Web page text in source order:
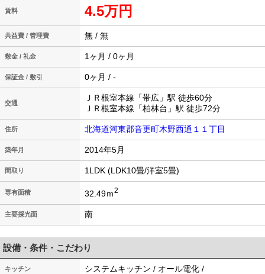
賃料 4.5万円
共益費 / 管理費 無 / 無
敷金 / 礼金 1ヶ月 / 0ヶ月
保証金 / 敷引 0ヶ月 / -
交通
ＪＲ根室本線「帯広」駅 徒歩60分
ＪＲ根室本線「柏林台」駅 徒歩72分
住所 北海道河東郡音更町木野西通１１丁目
築年月 2014年5月
間取り 1LDK (LDK10畳/洋室5畳)
専有面積 32.49ｍ2
主要採光面 南
設備・条件・こだわり
キッチン システムキッチン / オール電化 /